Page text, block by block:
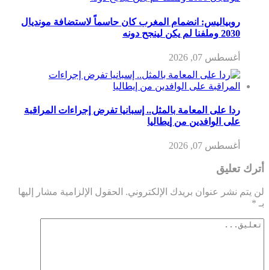
روبياليس: انضمام المغرب كان حاسماً لاستضافة مونديال
2030 وملفنا لم يكن لينجح دونه
أغسطس 07, 2026
ردا على المعامة بالمثل.. إسبانيا تفرض إجراءات المراقبة
على الوافدين من إيطاليا
أغسطس 07, 2026
أترك تعليق
لن يتم نشر عنوان بريدك الإلكتروني. الحقول الإلزامية مشار إليها
بـ*